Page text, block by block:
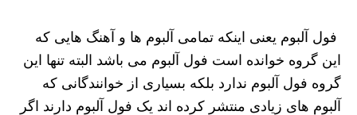
فول آلبوم یعنی اینکه تمامی آلبوم ها و آهنگ هایی که
این گروه خوانده است فول آلبوم می باشد البته تنها این
گروه فول آلبوم ندارد بلکه بسیاری از خوانندگانی که
آلبوم های زیادی منتشر کرده اند یک فول آلبوم دارند اگر